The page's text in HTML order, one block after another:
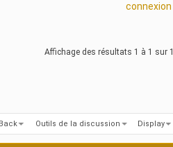
connexion
Affichage des résultats 1 à 1 sur 1
Outils de la discussion Display